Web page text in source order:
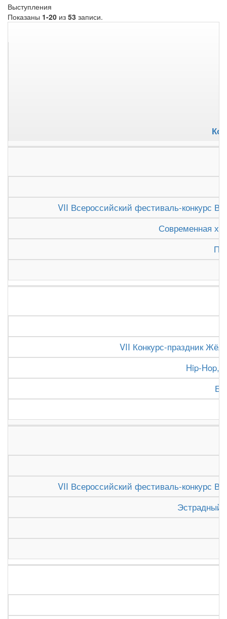
Выступления
Показаны 1-20 из 53 записи.
VII Всероссийский фестиваль-конкурс
Современная
VII Конкурс-праздник
Hip-Hop,
VII Всероссийский фестиваль-конкурс
Эстрадный